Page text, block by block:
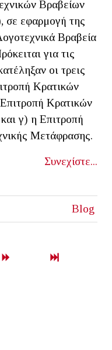
Βραβείων
σε εφαρμογή της
Βραβεία
για τις
οι τρεις
Κρατικών
Κρατικών
γ) η Επιτροπή
Μετάφρασης.
Συνεχίστε...
Blog